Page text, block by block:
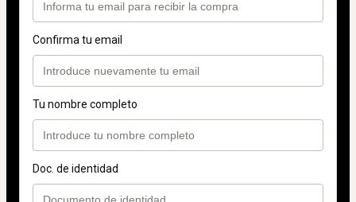
Confirma tu email
Tu nombre completo
Doc. de identidad